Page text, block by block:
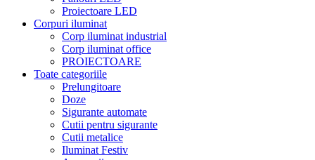
Proiectoare LED
Corpuri iluminat
Corp iluminat industrial
Corp iluminat office
PROIECTOARE
Toate categoriile
Prelungitoare
Doze
Sigurante automate
Cutii pentru sigurante
Cutii metalice
Iluminat Festiv